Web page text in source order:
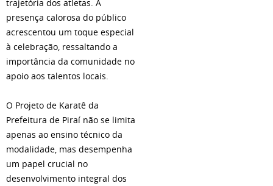
trajetória dos atletas. A
presença calorosa do público
acrescentou um toque especial
à celebração, ressaltando a
importância da comunidade no
apoio aos talentos locais.
O Projeto de Karatê da
Prefeitura de Piraí não se limita
apenas ao ensino técnico da
modalidade, mas desempenha
um papel crucial no
desenvolvimento integral dos